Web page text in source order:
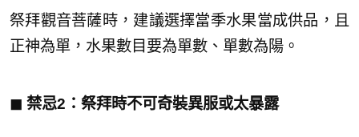
祭拜觀音菩薩時，建議選擇當季水果當成供品，且
正神為單，水果數目要為單數、單數為陽。
◼︎ 禁忌2：祭拜時不可奇裝異服或太暴露